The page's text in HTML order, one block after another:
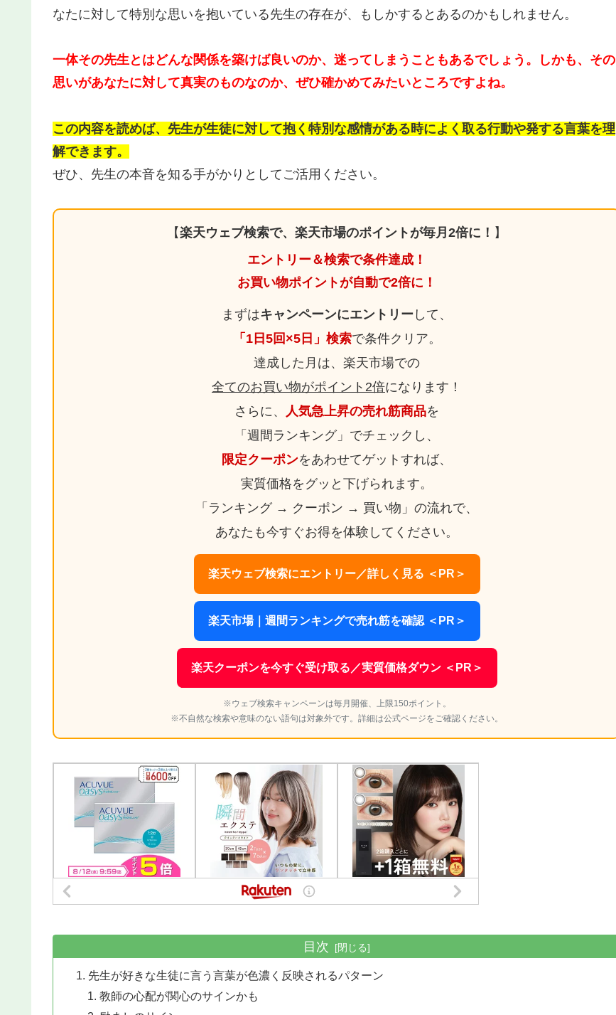
なたに対して特別な思いを抱いている先生の存在が、もしかするとあるのかもしれません。
一体その先生とはどんな関係を築けば良いのか、迷ってしまうこともあるでしょう。しかも、その
思いがあなたに対して真実のものなのか、ぜひ確かめてみたいところですよね。
この内容を読めば、先生が生徒に対して抱く特別な感情がある時によく取る行動や発する言葉を理
解できます。
ぜひ、先生の本音を知る手がかりとしてご活用ください。
【楽天ウェブ検索で、楽天市場のポイントが毎月2倍に！ 】
エントリー＆検索で条件達成！
お買い物ポイントが自動で2倍に！
まずはキャンペーンにエントリー して、
「1日5回×5日」検索で条件クリア。
達成した月は、楽天市場での
全てのお買い物がポイント2倍になります！
さらに、 人気急上昇の売れ筋商品を
「週間ランキング」でチェックし、
限定クーポンをあわせてゲットすれば、
実質価格をグッと下げられます。
「ランキング → クーポン → 買い物」の流れで、
あなたも今すぐお得を体験してください。
楽天ウェブ検索にエントリー／詳しく見る ＜PR＞
楽天市場｜週間ランキングで売れ筋を確認 ＜PR＞
楽天クーポンを今すぐ受け取る／実質価格ダウン ＜PR＞
※ウェブ検索キャンペーンは毎月開催、上限150ポイント。
※不自然な検索や意味のない語句は対象外です。詳細は公式ページをご確認ください。
目次
先生が好きな生徒に言う言葉が色濃く反映されるパターン
教師の心配が関心のサインかも